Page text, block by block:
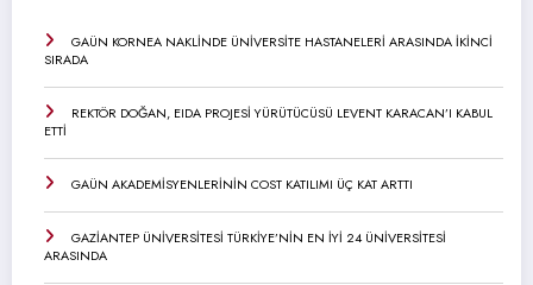
GAÜN KORNEA NAKLİNDE ÜNİVERSİTE HASTANELERİ ARASINDA İKİNCİ
SIRADA
REKTÖR DOĞAN, EIDA PROJESİ YÜRÜTÜCÜSÜ LEVENT KARACAN’I KABUL
ETTİ
GAÜN AKADEMİSYENLERİNİN COST KATILIMI ÜÇ KAT ARTTI
GAZİANTEP ÜNİVERSİTESİ TÜRKİYE’NİN EN İYİ 24 ÜNİVERSİTESİ
ARASINDA